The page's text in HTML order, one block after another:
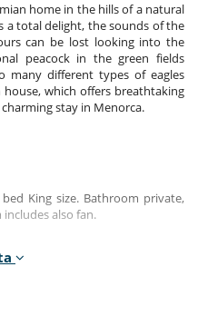
home in the hills of a natural
a total delight, the sounds of the
can be lost looking into the
peacock in the green fields
many different types of eagles
which offers breathtaking
stay in Menorca.
King size. Bathroom private,
also fan.
configurable in twin beds.